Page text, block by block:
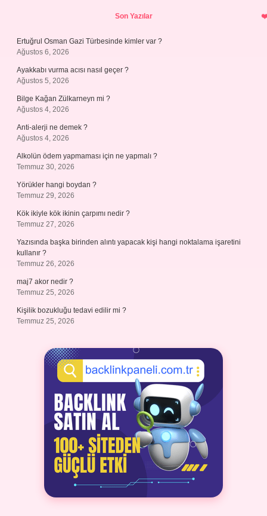
Son Yazılar
Ertuğrul Osman Gazi Türbesinde kimler var ?
Ağustos 6, 2026
Ayakkabı vurma acısı nasıl geçer ?
Ağustos 5, 2026
Bilge Kağan Zülkarneyn mi ?
Ağustos 4, 2026
Anti-alerji ne demek ?
Ağustos 4, 2026
Alkolün ödem yapmaması için ne yapmalı ?
Temmuz 30, 2026
Yörükler hangi boydan ?
Temmuz 29, 2026
Kök ikiyle kök ikinin çarpımı nedir ?
Temmuz 27, 2026
Yazısında başka birinden alıntı yapacak kişi hangi noktalama işaretini
kullanır ?
Temmuz 26, 2026
maj7 akor nedir ?
Temmuz 25, 2026
Kişilik bozukluğu tedavi edilir mi ?
Temmuz 25, 2026